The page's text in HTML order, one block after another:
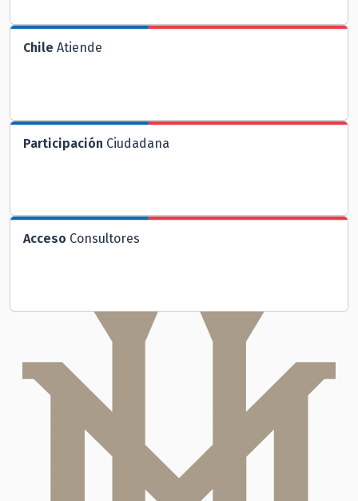
Chile Atiende
Participación Ciudadana
Acceso Consultores